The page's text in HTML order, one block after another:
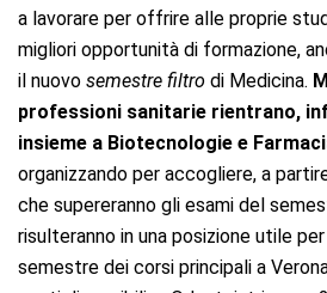
a lavorare per offrire alle proprie
migliori opportunità di formazione,
il nuovo semestre filtro di Medicina.
professioni sanitarie rientrano,
insieme a Biotecnologie e
organizzando per accogliere, a
che supereranno gli esami del
risulteranno in una posizione utile
semestre dei corsi principali a